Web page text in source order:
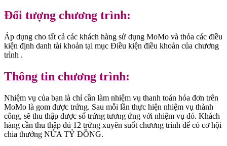
Đối tượng chương trình:
Áp dụng cho tất cả các khách hàng sử dụng MoMo và thỏa các điều
kiện định danh tài khoản tại mục Điều kiện điều khoản của chương
trình .
Thông tin chương trình:
Nhiệm vụ của bạn là chỉ cần làm nhiệm vụ thanh toán hóa đơn trên
MoMo là gom được trứng. Sau mỗi lần thực hiện nhiệm vụ thành
công, sẽ thu thập được số trứng tương ứng với nhiệm vụ đó. Khách
hàng cần thu thập đủ 12 trứng xuyên suốt chương trình để có cơ hội
chia thưởng NỬA TỶ ĐỒNG.